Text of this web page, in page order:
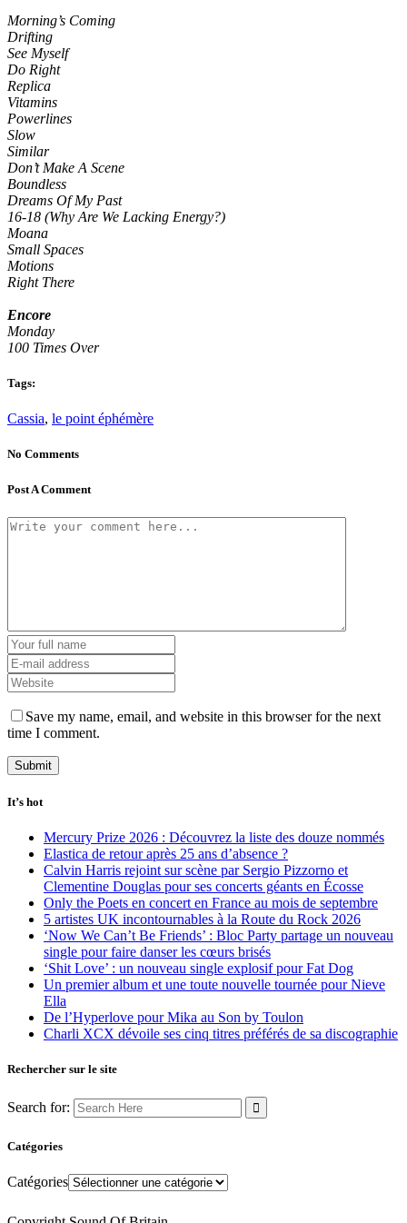
Morning’s Coming
Drifting
See Myself
Do Right
Replica
Vitamins
Powerlines
Slow
Similar
Don’t Make A Scene
Boundless
Dreams Of My Past
16-18 (Why Are We Lacking Energy?)
Moana
Small Spaces
Motions
Right There
Encore
Monday
100 Times Over
Tags:
Cassia, le point éphémère
No Comments
Post A Comment
Save my name, email, and website in this browser for the next
time I comment.
It’s hot
Mercury Prize 2026 : Découvrez la liste des douze nommés
Elastica de retour après 25 ans d’absence ?
Calvin Harris rejoint sur scène par Sergio Pizzorno et
Clementine Douglas pour ses concerts géants en Écosse
Only the Poets en concert en France au mois de septembre
5 artistes UK incontournables à la Route du Rock 2026
‘Now We Can’t Be Friends’ : Bloc Party partage un nouveau
single pour faire danser les cœurs brisés
‘Shit Love’ : un nouveau single explosif pour Fat Dog
Un premier album et une toute nouvelle tournée pour Nieve
Ella
De l’Hyperlove pour Mika au Son by Toulon
Charli XCX dévoile ses cinq titres préférés de sa discographie
Rechercher sur le site
Search for:
Catégories
Catégories